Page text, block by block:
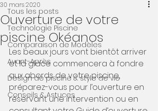
Tous les posts
Technologie Piscine
Comparaison de Modèles
Avant-Après
Design de piscine & style de vie
Conseils & Astuces
Ouverture de votre
piscine Okéanos
30 mars 2020
Les beaux jours vont bientôt arriver
et la glace commencera à fondre
aux abords de votre piscine,
préparez-vous pour l’ouverture en
réservant une intervention ou en